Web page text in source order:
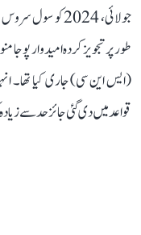
طور پر تجویز کردہ امیدوار
(ایس این سی) جاری کیا تھا۔
قواعد میں دی گئی جائز حد سے